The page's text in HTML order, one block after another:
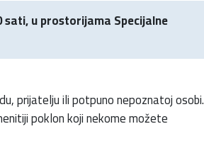
sati, u prostorijama Specijalne
prijatelju ili potpuno nepoznatoj osobi.
poklon koji nekome možete